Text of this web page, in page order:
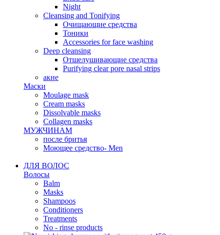
Night
Cleansing and Tonifying
Очищающие средства
Тоники
Accessories for face washing
Deep cleansing
Отшелушивающие средства
Purifying clear pore nasal strips
акне
Маски
Moulage mask
Cream masks
Dissolvable masks
Collagen masks
МУЖЧИНАМ
после бритья
Моющее средство- Men
ДЛЯ ВОЛОС
Волосы
Balm
Masks
Shampoos
Conditioners
Treatments
No - rinse products